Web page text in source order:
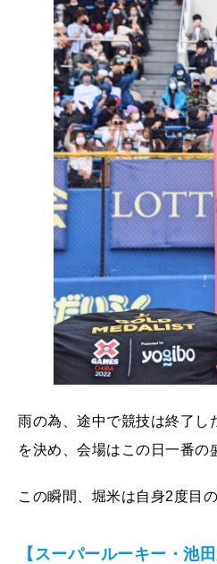
雨の為、途中で競技は終了し
を決め、会場はこの日一番の
この瞬間、堀米は自身2度目
【スーパールーキー・池田